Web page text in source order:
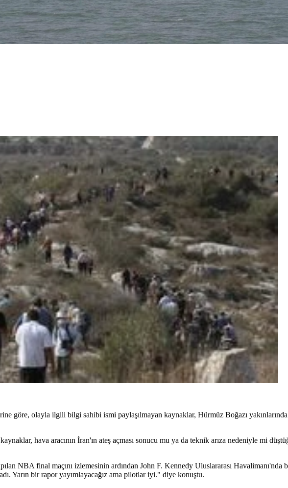
göre, olayla ilgili bilgi sahibi ismi paylaşılmayan kaynaklar, Hürmüz Boğazı
hava aracının İran'ın ateş açması sonucu mu ya da teknik arıza nedeniyle mi
NBA final maçını izlemesinin ardından John F. Kennedy Uluslararası Havalimanı'nda
Yarın bir rapor yayımlayacağız ama pilotlar iyi." diye konuştu.